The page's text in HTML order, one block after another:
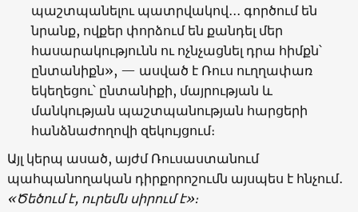
պաշտպանելու պատրվակով․․․ գործում են
նրանք, ովքեր փորձում են քանդել մեր
հասարակությունն ու ոչնչացնել դրա հիմքն՝
ընտանիքն», — ասված է Ռուս ուղղափառ
եկեղեցու՝ ընտանիքի, մայրության և
մանկության պաշտպանության հարցերի
հանձնաժողովի զեկույցում։
Այլ կերպ ասած, այժմ Ռուսաստանում
պահպանողական դիրքորոշումն այսպես է հնչում․
«Ծեծում է, ուրեմն սիրում է»։